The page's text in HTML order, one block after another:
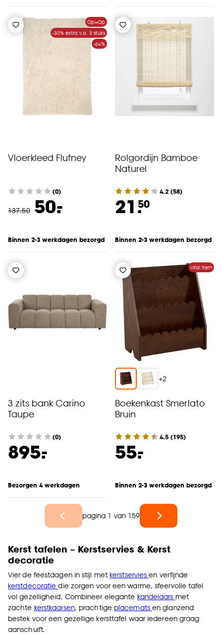
Op=Op
-30% extra v.a. 3 stuks
-64%
Vloerkleed Flufney
(0)
137.50 50.
-
Binnen 2-3 werkdagen bezorgd
Rolgordijn Bamboe
Naturel
4.2 (58)
21.50
Binnen 2-3 werkdagen bezorgd
3 zits bank Carino
Taupe
(0)
895.
-
Bezorgen 4 werkdagen
Viral Item
+2
Boekenkast Smerlato
Bruin
4.5 (195)
55.
-
Binnen 2-3 werkdagen bezorgd
pagina 1 van 159
Kerst tafelen – Kerstservies & Kerst
decoratie
Vier de feestdagen in stijl met kerstserviesen verfijnde
kerstdecoratiedie zorgen voor een warme, sfeervolle tafel
vol gezelligheid. Combineer elegante kandelaars met
zachte kerstkaarsen, prachtige placemats en glanzend
bestek voor een gezellige kersttafel waar iedereen graag
aanschuift.